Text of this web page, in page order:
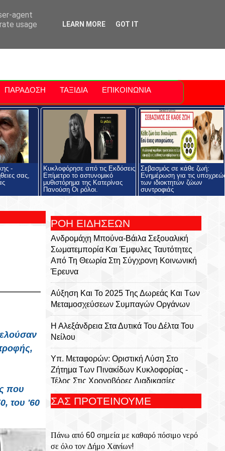
Polis
ΠΑΡΑΔΟΣΗ ΤΑΞΙΔΙΑ ΕΠΙΚΟΙΝΩΝΙΑ
-
σας,
Κυκλοφόρησε από τις Εκδόσεις
Επίμετρο το αστυνομικό
μυθιστόρημα της Κατερίνας
Πανούση Οι ρόλοι.
Σεβασμός σε κάθε ζωή:
Ενημέρωση για τις
των ιδιοκτητών ζώων
συντροφιάς
,
που
του '60
ΡΟΗ ΕΙΔΗΣΕΩΝ
Ανδρομάχη Μπούνα-Βάιλα Σεξουαλική
Σωματεμπορία Και Έμφυλες Ταυτότητες
Από Τη Θεωρία Στη Σύγχρονη Κοινωνική
Έρευνα
Αύξηση Και Το 2025 Της Δωρεάς Και Των
Μεταμοσχεύσεων Συμπαγών Οργάνων
Η Αλεξάνδρεια Στα Δυτικά Του Δέλτα Του
Νείλου
Υπ. Μεταφορών: Οριστική Λύση Στο
Ζήτημα Των Πινακίδων Κυκλοφορίας -
Τέλος Στις Χρονοβόρες Διαδικασίες
Μήτσος Σταυρακάκης - Περιφρονώ Τσ'
Κυκλοφόρησε Από Τις Εκδόσεις Επίμετρο
Το Αστυνομικό Μυθιστόρημα Της
ΣΑΣ ΠΡΟΤΕΙΝΟΥΜΕ
Πάνω από 60 σημεία με καθαρό πόσιμο νερό
σε όλο τον Δήμο Χανίων!
agent
usage
LEARN MORE GOT IT